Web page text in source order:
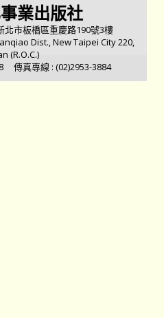
業出版社
北市板橋區重慶路190號3樓
Dist., New Taipei City 220,
(R.O.C.)
傳真專線 : (02)2953-3884